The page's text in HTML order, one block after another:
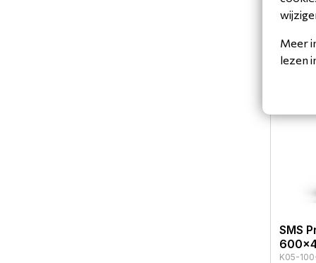
SMS
K05-
Meer
lezen